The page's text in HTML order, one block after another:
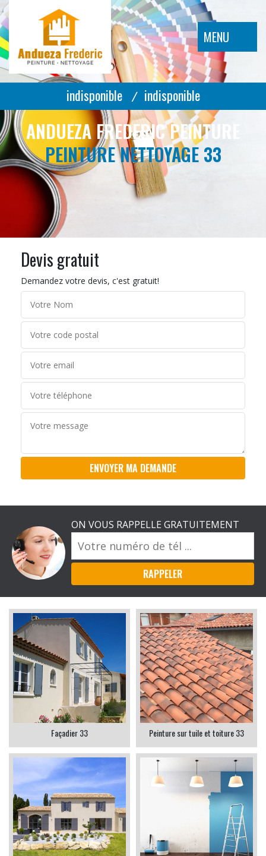
MENU
indisponible / indisponible
ANDUEZA FREDERIC PEINTURE
PEINTURE NETTOYAGE 33
Devis gratuit
Demandez votre devis, c'est gratuit!
ON VOUS RAPPELLE GRATUITEMENT
Façadier 33 Peinture sur tuile et toiture 33